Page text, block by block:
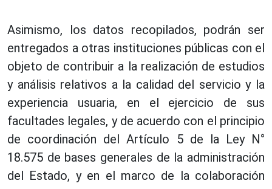
Asimismo, los datos recopilados, podrán ser
entregados a otras instituciones públicas con el
objeto de contribuir a la realización de estudios
y análisis relativos a la calidad del servicio y la
experiencia usuaria, en el ejercicio de sus
facultades legales, y de acuerdo con el principio
de coordinación del Artículo 5 de la Ley N°
18.575 de bases generales de la administración
del Estado, y en el marco de la colaboración